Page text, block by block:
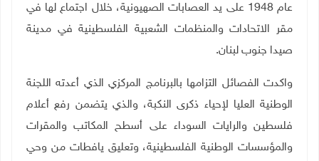
عام 1948 على يد العصابات الصهيونية، خلال اجتماع لها في
مقر الاتحادات والمنظمات الشعبية الفلسطينية في مدينة
صيدا جنوب لبنان.
واكدت الفصائل التزامها بالبرنامج المركزي الذي أعدته اللجنة
الوطنية العليا لإحياء ذكرى النكبة، والذي يتضمن رفع أعلام
فلسطين والرايات السوداء على أسطح المكاتب والمقرات
والمؤسسات الوطنية الفلسطينية، وتعليق يافطات من وحي